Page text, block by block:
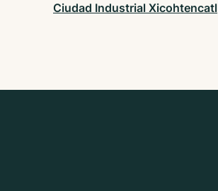
Ciudad Industrial Xicohtencatl